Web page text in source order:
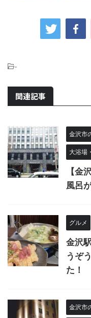
-
関連記事
金沢市
大浴場
【金
風呂
グルメ
金沢
うぞ
た！
金沢市